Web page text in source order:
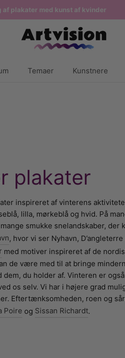
af plakater med kunst af kvinder
Temaer Kunstnere
plakater
inspireret af vinterens
lilla, mørkeblå og hvid. På
smukke snelandskaber, der
, hvor vi ser Nyhavn,
med motiver inspireret af de
de være med til at bringe
du holder af. Vinteren er
os selv. Vi har i højere grad
Eftertænksomheden, roen og
Poire og Sissan Richardt.